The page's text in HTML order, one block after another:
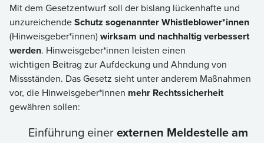
Mit dem Gesetzentwurf soll der bislang lückenhafte und
unzureichendeSchutz sogenannter Whistleblower*innen
(Hinweisgeber*innen)wirksam und nachhaltig verbessert
werden. Hinweisgeber*innen leisten einen
wichtigen Beitrag zur Aufdeckung und Ahndung von
Missständen. Das Gesetz sieht unter anderem Maßnahmen
vor, die Hinweisgeber*innen mehr Rechtssicherheit
gewähren sollen:
Einführung einerexternen Meldestelle am